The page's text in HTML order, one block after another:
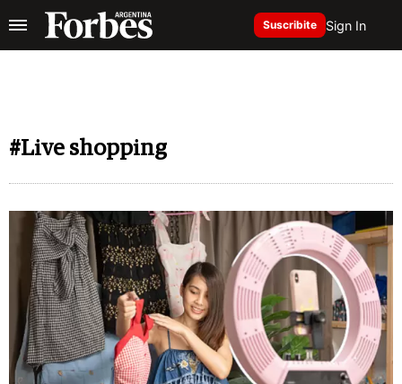
Suscribite Sign In
#Live shopping